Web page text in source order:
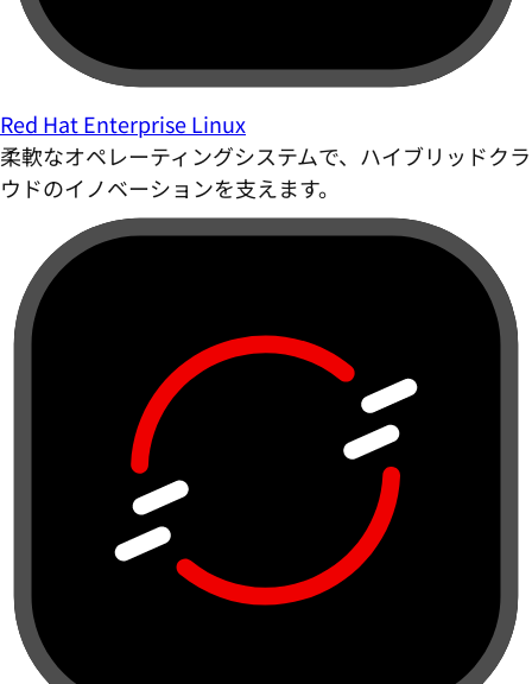
Red Hat Enterprise Linux
柔軟なオペレーティングシステムで、ハイブリッドクラ
ウドのイノベーションを支えます。